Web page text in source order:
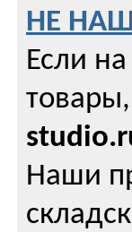
НЕ
Если
Наши